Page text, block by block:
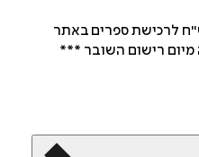
1000 ש"ח לרכישת ספרים באתר
השובר ***